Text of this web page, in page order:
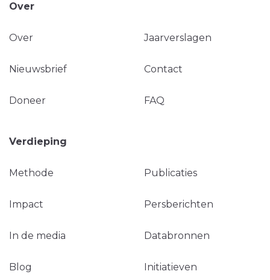
Over
Over Jaarverslagen
Nieuwsbrief Contact
Doneer FAQ
Verdieping
Methode Publicaties
Impact Persberichten
In de media Databronnen
Blog Initiatieven